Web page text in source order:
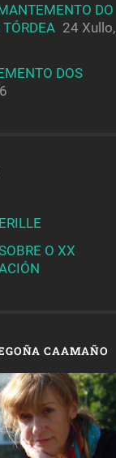
DO
24 Xullo,
DOS
O XX
CAAMAÑO